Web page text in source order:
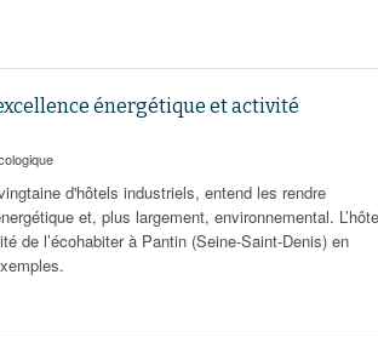
énergétique et activité
d'hôtels industriels, entend les rendre
et, plus largement, environnemental.
de l’écohabiter à Pantin (Seine-Saint-Denis) en